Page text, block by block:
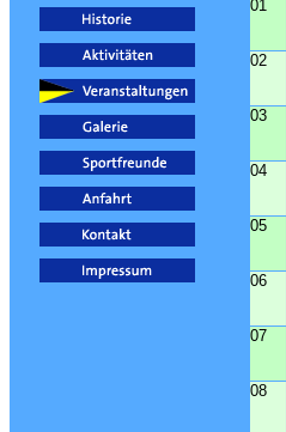
01
02
03
04
05
06
07
08